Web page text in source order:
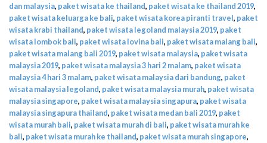
dan malaysia, paket wisata ke thailand, paket wisata ke thailand 2019,
paket wisata keluarga ke bali, paket wisata korea piranti travel, paket
wisata krabi thailand, paket wisata legoland malaysia 2019, paket
wisata lombok bali, paket wisata lovina bali, paket wisata malang bali,
paket wisata malang bali 2019, paket wisata malaysia, paket wisata
malaysia 2019, paket wisata malaysia 3 hari 2 malam, paket wisata
malaysia 4 hari 3 malam, paket wisata malaysia dari bandung, paket
wisata malaysia legoland, paket wisata malaysia murah, paket wisata
malaysia singapore, paket wisata malaysia singapura, paket wisata
malaysia singapura thailand, paket wisata medan bali 2019, paket
wisata murah bali, paket wisata murah di bali, paket wisata murah ke
bali, paket wisata murah ke thailand, paket wisata murah singapore,